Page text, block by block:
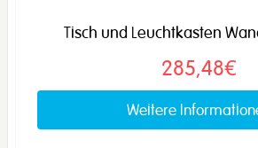
Tisch und Leuchtkasten
285,48€
Weitere